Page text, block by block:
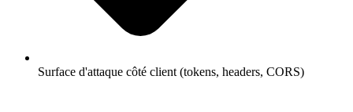
Surface d'attaque côté client (tokens, headers, CORS)